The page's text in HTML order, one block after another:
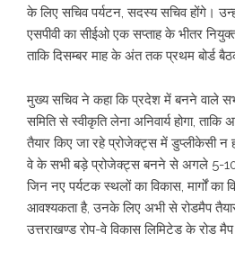
के लिए सचिव पर्यटन, सदस्य सचिव होंगे।
एसपीवी का सीईओ एक सप्ताह के भीतर
ताकि दिसम्बर माह के अंत तक प्रथम बोर्ड
मुख्य सचिव ने कहा कि प्रदेश में बनने वाले
समिति से स्वीकृति लेना अनिवार्य होगा, ताकि
तैयार किए जा रहे प्रोजेक्ट्स में डुप्लीकेसी न
वे के सभी बड़े प्रोजेक्ट्स बनने से अगले 5-10
जिन नए पर्यटक स्थलों का विकास, मार्गों का
आवश्यकता है, उनके लिए अभी से रोडमैप
उत्तराखण्ड रोप-वे विकास लिमिटेड के रोड मैप